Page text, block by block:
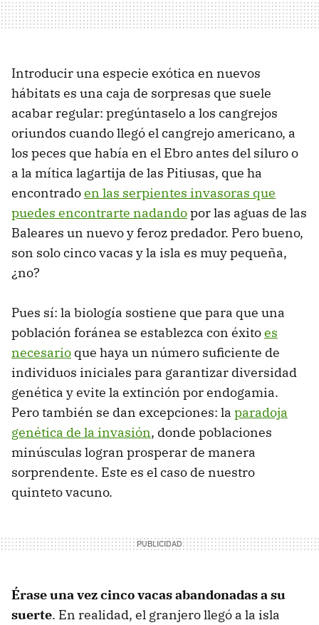
Introducir una especie exótica en nuevos
hábitats es una caja de sorpresas que suele
acabar regular: pregúntaselo a los cangrejos
oriundos cuando llegó el cangrejo americano, a
los peces que había en el Ebro antes del siluro o
a la mítica lagartija de las Pitiusas, que ha
encontradoen las serpientes invasoras que
puedes encontrarte nadandopor las aguas de las
Baleares un nuevo y feroz predador. Pero bueno,
son solo cinco vacas y la isla es muy pequeña,
¿no?
Pues sí: la biología sostiene que para que una
población foránea se establezca con éxitoes
necesario que haya un número suficiente de
individuos iniciales para garantizar diversidad
genética y evite la extinción por endogamia.
Pero también se dan excepciones: la paradoja
genética de la invasión, donde poblaciones
minúsculas logran prosperar de manera
sorprendente. Este es el caso de nuestro
quinteto vacuno.
Érase una vez cinco vacas abandonadas a su
suerte. En realidad, el granjero llegó a la isla